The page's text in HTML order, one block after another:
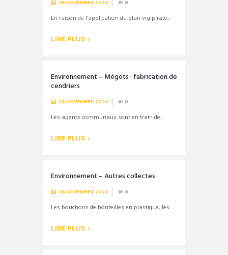
26 NOVEMBER 2020 0
En raison de l’application du plan vigipirate...
LIRE PLUS
Environnement – Mégots : fabrication de
cendriers
26 NOVEMBER 2020 0
Les agents communaux sont en train de...
LIRE PLUS
Environnement – Autres collectes
26 NOVEMBER 2020 0
Les bouchons de bouteilles en plastique, les...
LIRE PLUS